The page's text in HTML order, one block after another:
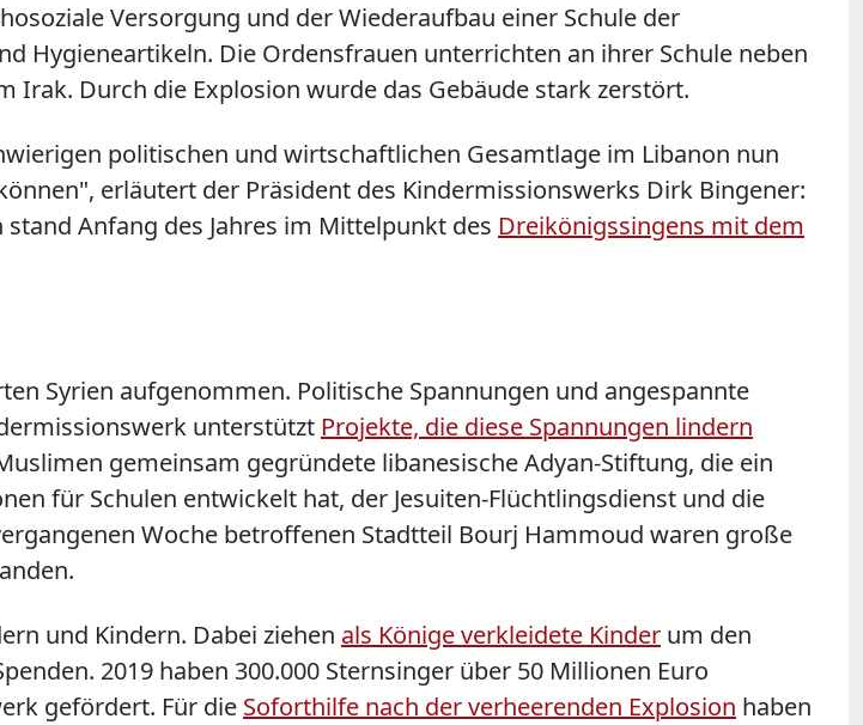
Versorgung und der Wiederaufbau einer Schule der
Hygieneartikeln. Die Ordensfrauen unterrichten an ihrer Schule neben
Irak. Durch die Explosion wurde das Gebäude stark zerstört.
politischen und wirtschaftlichen Gesamtlage im Libanon nun
erläutert der Präsident des Kindermissionswerks Dirk Bingener:
Anfang des Jahres im Mittelpunkt des Dreikönigssingens mit dem
Syrien aufgenommen. Politische Spannungen und angespannte
unterstützt Projekte, die diese Spannungen lindern
gemeinsam gegründete libanesische Adyan-Stiftung, die ein
für Schulen entwickelt hat, der Jesuiten-Flüchtlingsdienst und die
Woche betroffenen Stadtteil Bourj Hammoud waren große
und Kindern. Dabei ziehen als Könige verkleidete Kinder um den
2019 haben 300.000 Sternsinger über 50 Millionen Euro
gefördert. Für die Soforthilfe nach der verheerenden Explosion haben